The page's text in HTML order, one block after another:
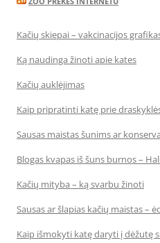
Kačių skiepai – vakcinacijos
Ką naudinga žinoti apie kates
Kačių auklėjimas
Kaip pripratinti katę prie
Sausas maistas šunims ar
Blogas kvapas iš šuns burnos –
Kačių mityba – ką svarbu žinoti
Sausas ar šlapias kačių maistas –
Kaip išmokyti katę daryti į dėžutę